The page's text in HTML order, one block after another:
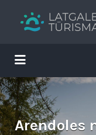
Tavs
Search
for:
for:
Arendoles